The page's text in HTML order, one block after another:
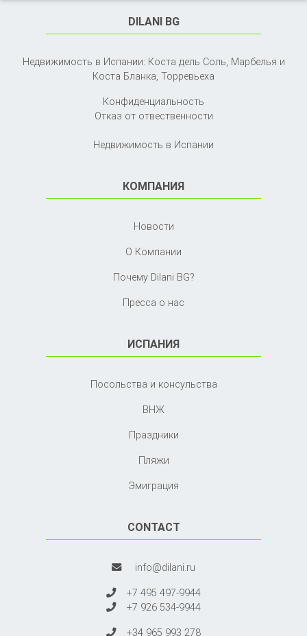
DILANI BG
Недвижимость в Испании: Коста дель Соль, Марбелья и
Коста Бланка, Торревьеха
Конфиденциальность
Отказ от отвественности
Недвижимость в Испании
КОМПАНИЯ
Новости
О Компании
Почему Dilani BG?
Пресса о нас
ИСПАНИЯ
Посольства и консульства
ВНЖ
Праздники
Пляжи
Эмиграция
CONTACT
info@dilani.ru
+7 495 497-9944
+7 926 534-9944
+34 965 993 278